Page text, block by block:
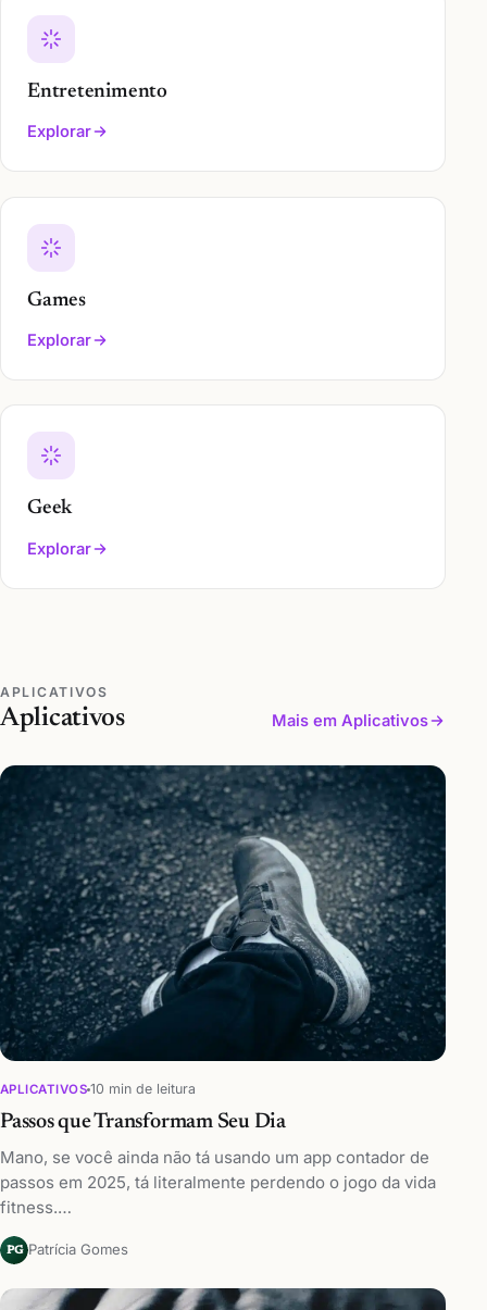
Entretenimento
Explorar
Games
Explorar
Geek
Explorar
APLICATIVOS
Aplicativos Mais em Aplicativos
APLICATIVOS 10 min de leitura
Passos que Transformam Seu Dia
Mano, se você ainda não tá usando um app contador de
passos em 2025, tá literalmente perdendo o jogo da vida
fitness.…
PG Patrícia Gomes